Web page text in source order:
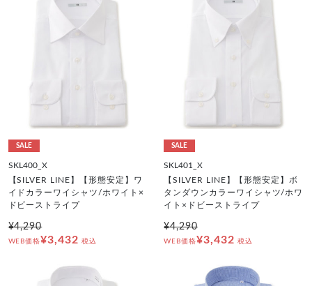
SALE
SKL400_X
【SILVER LINE】【形態安定】ワ
イドカラーワイシャツ/ホワイト×
ドビーストライプ
¥4,290
WEB価格¥3,432 税込
SALE
SKL401_X
【SILVER LINE】【形態安定】ボ
タンダウンカラーワイシャツ/ホワ
イト×ドビーストライプ
¥4,290
WEB価格¥3,432 税込